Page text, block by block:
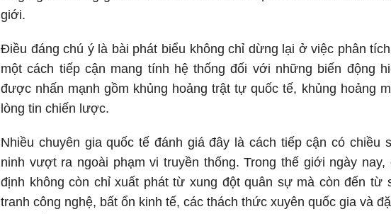
giới.
Điều đáng chú ý là bài phát biểu không chỉ dừng lại ở việc phân
một cách tiếp cận mang tính hệ thống đối với những biến động
được nhấn mạnh gồm khủng hoảng trật tự quốc tế, khủng hoảng
lòng tin chiến lược.
Nhiều chuyên gia quốc tế đánh giá đây là cách tiếp cận có chiều
ninh vượt ra ngoài phạm vi truyền thống. Trong thế giới ngày
định không còn chỉ xuất phát từ xung đột quân sự mà còn đến từ
tranh công nghệ, bất ổn kinh tế, các thách thức xuyên quốc gia và